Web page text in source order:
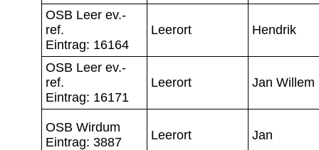
OSB Leer ev.-
ref.
Eintrag: 16164
Leerort Hendrik
OSB Leer ev.-
ref.
Eintrag: 16171
Leerort Jan Willem
OSB Wirdum
Eintrag: 3887
Leerort Jan